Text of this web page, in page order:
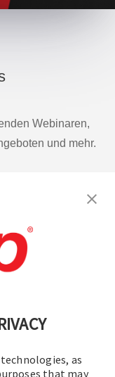
as
that may
Webinaren,
und mehr.